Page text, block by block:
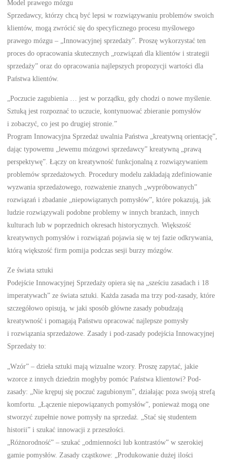
Model prawego mózgu
Sprzedawcy, którzy chcą być lepsi w rozwiązywaniu problemów swoich
klientów, mogą zwrócić się do specyficznego procesu myślowego
prawego mózgu – „Innowacyjnej sprzedaży”. Proszę wykorzystać ten
proces do opracowania skutecznych „rozwiązań dla klientów i strategii
sprzedaży” oraz do opracowania najlepszych propozycji wartości dla
Państwa klientów.
„Poczucie zagubienia … jest w porządku, gdy chodzi o nowe myślenie.
Sztuką jest rozpoznać to uczucie, kontynuować zbieranie pomysłów
i zobaczyć, co jest po drugiej stronie.”
Program Innowacyjna Sprzedaż uwalnia Państwa „kreatywną orientację”,
dając typowemu „lewemu mózgowi sprzedawcy” kreatywną „prawą
perspektywę”. Łączy on kreatywność funkcjonalną z rozwiązywaniem
problemów sprzedażowych. Procedury modelu zakładają zdefiniowanie
wyzwania sprzedażowego, rozważenie znanych „wypróbowanych”
rozwiązań i zbadanie „niepowiązanych pomysłów”, które pokazują, jak
ludzie rozwiązywali podobne problemy w innych branżach, innych
kulturach lub w poprzednich okresach historycznych. Większość
kreatywnych pomysłów i rozwiązań pojawia się w tej fazie odkrywania,
którą większość firm pomija podczas sesji burzy mózgów.
Ze świata sztuki
Podejście Innowacyjnej Sprzedaży opiera się na „sześciu zasadach i 18
imperatywach” ze świata sztuki. Każda zasada ma trzy pod-zasady, które
szczegółowo opisują, w jaki sposób główne zasady pobudzają
kreatywność i pomagają Państwu opracować najlepsze pomysły
i rozwiązania sprzedażowe. Zasady i pod-zasady podejścia Innowacyjnej
Sprzedaży to:
„Wzór” – dzieła sztuki mają wizualne wzory. Proszę zapytać, jakie
wzorce z innych dziedzin mogłyby pomóc Państwa klientowi? Pod-
zasady: „Nie krępuj się poczuć zagubionym”, działając poza swoją strefą
komfortu. „Łączenie niepowiązanych pomysłów”, ponieważ mogą one
stworzyć zupełnie nowe pomysły na sprzedaż. „Stać się studentem
historii” i szukać innowacji z przeszłości.
„Różnorodność” – szukać „odmienności lub kontrastów” w szerokiej
gamie pomysłów. Zasady cząstkowe: „Produkowanie dużej ilości